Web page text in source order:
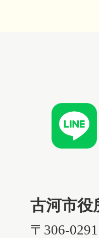
古河市役
〒306-